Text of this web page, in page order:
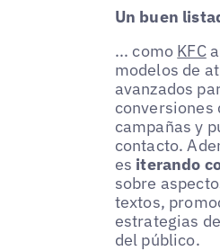
Un buen
... como KFC
modelos de
avanzados
conversiones
campañas y
contacto.
es iterando
sobre
textos,
estrategias
del público.